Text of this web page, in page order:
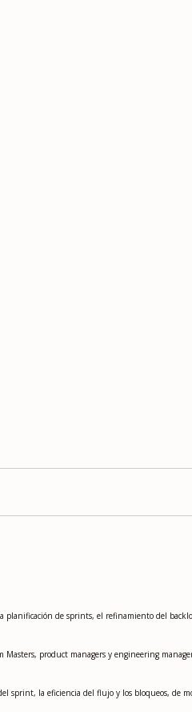
planificación de sprints, el refinamiento del
Masters, product managers y engineering
sprint, la eficiencia del flujo y los bloqueos, de